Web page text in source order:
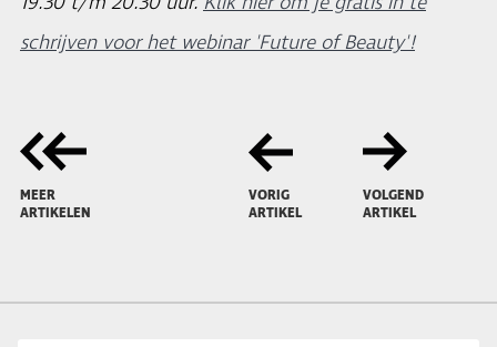
schrijven voor het webinar 'Future of Beauty'!
MEER
ARTIKELEN
VORIG
ARTIKEL
VOLGEND
ARTIKEL